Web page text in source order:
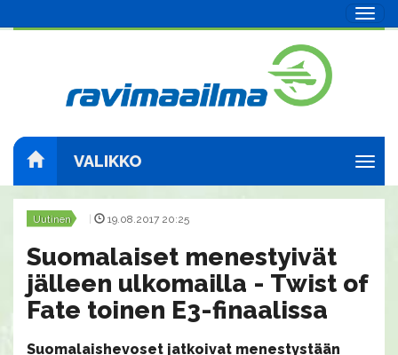
VALIKKO
Uutinen | 19.08.2017 20:25
Suomalaiset menestyivät
jälleen ulkomailla - Twist of
Fate toinen E3-finaalissa
Suomalaishevoset jatkoivat menestystään